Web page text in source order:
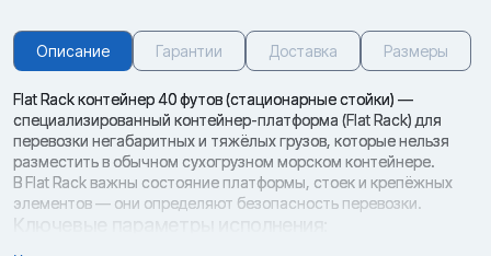
Описание Гарантии Доставка Размеры
Flat Rack контейнер 40 футов (стационарные стойки) —
специализированный контейнер-платформа (Flat Rack) для
перевозки негабаритных и тяжёлых грузов, которые нельзя
разместить в обычном сухогрузном морском контейнере.
В Flat Rack важны состояние платформы, стоек и крепёжных
элементов — они определяют безопасность перевозки.
Ключевые параметры исполнения: